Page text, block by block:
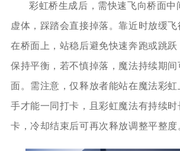
彩虹桥生成后，需快速飞向桥面中
虚体，踩踏会直接掉落。靠近时放缓
在桥面上，站稳后避免快速奔跑或跳
保持平衡，若不慎掉落，魔法持续期间
面。需注意，仅释放者能站在魔法彩
手才能一同打卡，且彩虹魔法有持续
卡，冷却结束后可再次释放调整平整度